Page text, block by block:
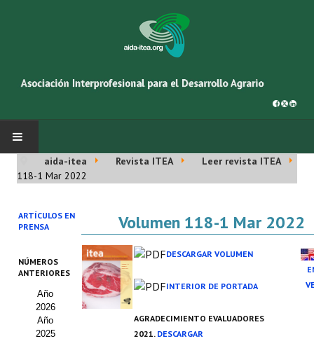
INICIO
Asociación AIDA
Cincuentenario AIDA
Organigrama
Estatutos
aida-itea Revista ITEA
Leer revista ITEA
118-1 Mar 2022
ARTÍCULOS EN
PRENSA
NÚMEROS
ANTERIORES
Año
2026
Año
2025
Volumen 118-1 Mar 2022
DESCARGAR VOLUMEN
INTERIOR DE PORTADA
AGRADECIMIENTO EVALUADORES
2021. DESCARGAR